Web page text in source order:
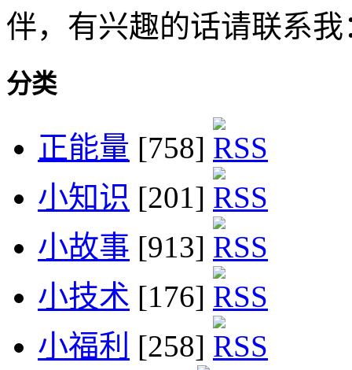
伴，有兴趣的话请联系我
分类
正能量 [758]
小知识 [201]
小故事 [913]
小技术 [176]
小福利 [258]